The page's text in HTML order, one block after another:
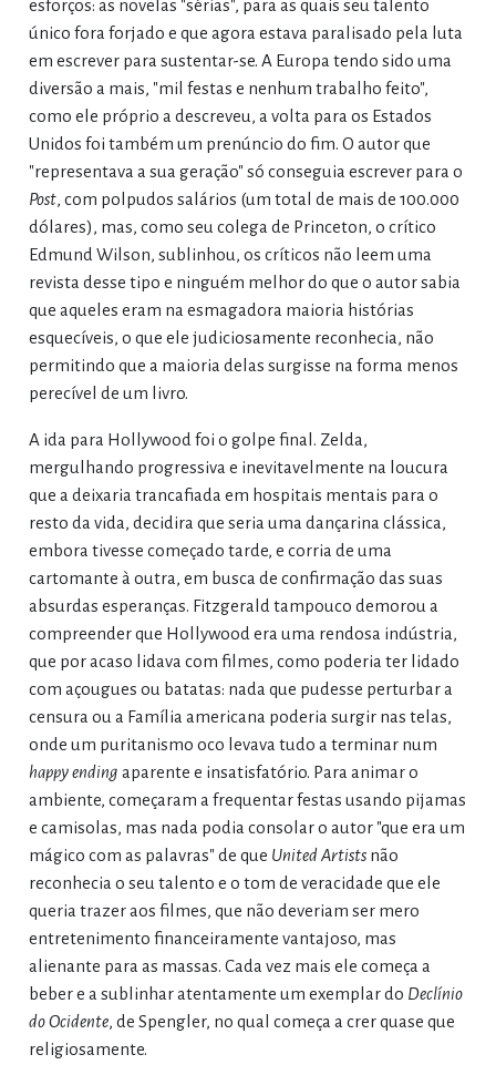
esforços: as novelas "sérias", para as quais seu talento
único fora forjado e que agora estava paralisado pela luta
em escrever para sustentar-se. A Europa tendo sido uma
diversão a mais, "mil festas e nenhum trabalho feito",
como ele próprio a descreveu, a volta para os Estados
Unidos foi também um prenúncio do fim. O autor que
"representava a sua geração" só conseguia escrever para o
Post, com polpudos salários (um total de mais de 100.000
dólares), mas, como seu colega de Princeton, o crítico
Edmund Wilson, sublinhou, os críticos não leem uma
revista desse tipo e ninguém melhor do que o autor sabia
que aqueles eram na esmagadora maioria histórias
esquecíveis, o que ele judiciosamente reconhecia, não
permitindo que a maioria delas surgisse na forma menos
perecível de um livro.
A ida para Hollywood foi o golpe final. Zelda,
mergulhando progressiva e inevitavelmente na loucura
que a deixaria trancafiada em hospitais mentais para o
resto da vida, decidira que seria uma dançarina clássica,
embora tivesse começado tarde, e corria de uma
cartomante à outra, em busca de confirmação das suas
absurdas esperanças. Fitzgerald tampouco demorou a
compreender que Hollywood era uma rendosa indústria,
que por acaso lidava com filmes, como poderia ter lidado
com açougues ou batatas: nada que pudesse perturbar a
censura ou a Família americana poderia surgir nas telas,
onde um puritanismo oco levava tudo a terminar num
happy ending aparente e insatisfatório. Para animar o
ambiente, começaram a frequentar festas usando pijamas
e camisolas, mas nada podia consolar o autor "que era um
mágico com as palavras" de que United Artistsnão
reconhecia o seu talento e o tom de veracidade que ele
queria trazer aos filmes, que não deveriam ser mero
entretenimento financeiramente vantajoso, mas
alienante para as massas. Cada vez mais ele começa a
beber e a sublinhar atentamente um exemplar do Declínio
do Ocidente, de Spengler, no qual começa a crer quase que
religiosamente.